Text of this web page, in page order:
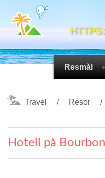
Resmål
Travel Resor
Hotell på